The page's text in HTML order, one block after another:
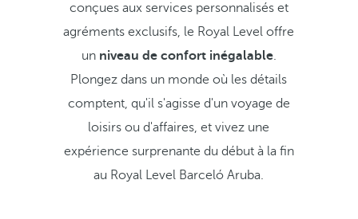
conçues aux services personnalisés et
agréments exclusifs, le Royal Level offre
un niveau de confort inégalable.
Plongez dans un monde où les détails
comptent, qu'il s'agisse d'un voyage de
loisirs ou d'affaires, et vivez une
expérience surprenante du début à la fin
au Royal Level Barceló Aruba.